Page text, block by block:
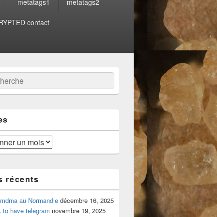
contact
récents
au Normandie décembre 16, 2025
to have telegram novembre 19, 2025